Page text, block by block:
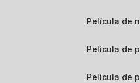
Película de
Película
Película de